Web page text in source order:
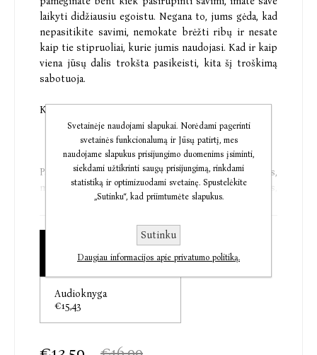
laikyti didžiausiu egoistu. Negana to, jums gėda, kad
nepasitikite savimi, nemokate brėžti ribų ir nesate
kaip tie stipruoliai, kurie jumis naudojasi. Kad ir kaip
viena jūsų dalis trokšta pasikeisti, kita šį troškimą
sabotuoja.
Kaip išmokti šį sabotažą išjungti?
Paliktumas, nesėkmės baimė, perfekcionizmas,
menkavertiškumas ir t. t. – tai senos žaizdos,
neišmoktos vaikystės pamokos, aštrūs charakterio
kognityvinės schemos. Kiekviena jų – tai vis kita
tarakonų rūšis mūsų galvoje. Kodėl šalto tėvo dukra
susiranda šaltą vyrą? Pasikartojimų ironija, nulemta
schemų... Kasdienybėje jos pasireiškia per režimus –
mums vis koją kišančias būsenas: pažeidžiamumą,
savigraužą, reakcijas į stresą.
€13,59
Audioknyga
€15,43
Svetainėje naudojami slapukai. Norėdami pagerinti
svetainės funkcionalumą ir Jūsų patirtį, mes
naudojame slapukus prisijungimo duomenims įsiminti,
siekdami užtikrinti saugų prisijungimą, rinkdami
statistiką ir optimizuodami svetainę. Spustelėkite
„Sutinku“, kad priimtumėte slapukus.
Sutinku
Daugiau informacijos apie privatumo politiką.